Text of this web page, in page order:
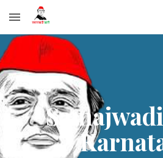
Skip to main content